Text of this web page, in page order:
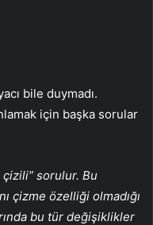
bile duymadı.
için başka sorular
çizili” sorulur. Bu
çizme özelliği olmadığı
bu tür değişiklikler